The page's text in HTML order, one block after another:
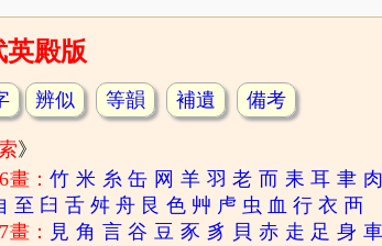
英殿版
辨似 等韻 補遺 備考
》
畫：竹 米 糸 缶 网 羊 羽 老 而 耒 耳 聿 肉
至 臼 舌 舛 舟 艮 色 艸 虍 虫 血 行 衣 襾
畫： 見 角 言 谷 豆 豕 豸 貝 赤 走 足 身 車